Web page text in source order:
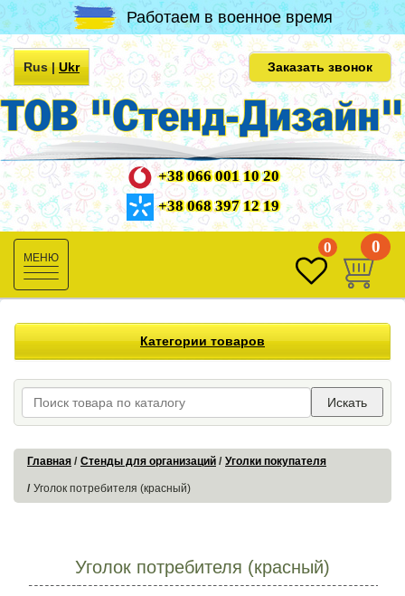
Работаем в военное время
Rus|Ukr Заказать звонок
+38 066 001 10 20
+38 068 397 12 19
Toggle
navigation
0 0
Категории товаров
Искать
Главная Стенды для организаций Уголки покупателя
Уголок потребителя (красный)
Уголок потребителя (красный)